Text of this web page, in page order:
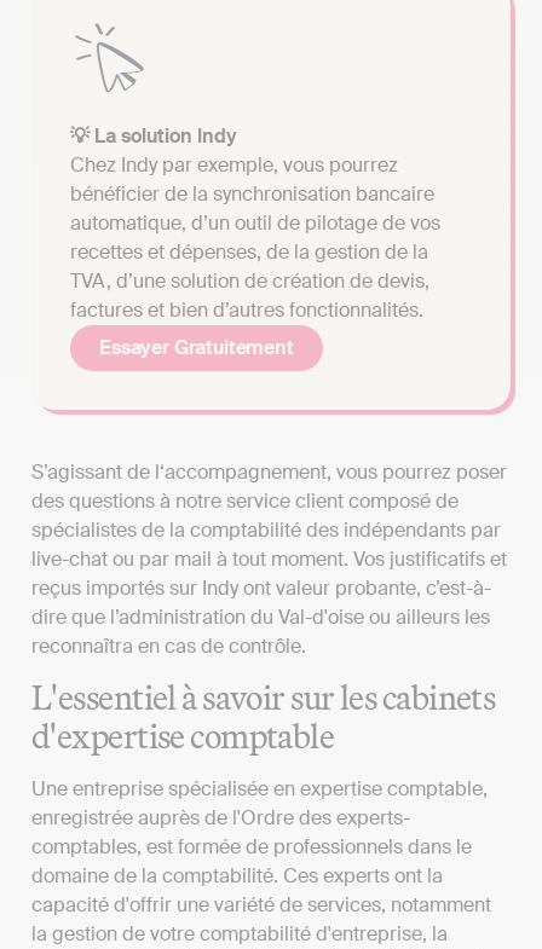
💡 La solution Indy
Chez Indy par exemple, vous pourrez
bénéficier de la synchronisation bancaire
automatique, d’un outil de pilotage de vos
recettes et dépenses, de la gestion de la
TVA, d’une solution de création de devis,
factures et bien d’autres fonctionnalités.
Essayer Gratuitement
S’agissant de l‘accompagnement, vous pourrez poser
des questions à notre service client composé de
spécialistes de la comptabilité des indépendants par
live-chat ou par mail à tout moment. Vos justificatifs et
reçus importés sur Indy ont valeur probante, c’est-à-
dire que l’administration du Val-d'oise ou ailleurs les
reconnaîtra en cas de contrôle.
L'essentiel à savoir sur les cabinets
d'expertise comptable
Une entreprise spécialisée en expertise comptable,
enregistrée auprès de l'Ordre des experts-
comptables, est formée de professionnels dans le
domaine de la comptabilité. Ces experts ont la
capacité d'offrir une variété de services, notamment
la gestion de votre comptabilité d'entreprise, la